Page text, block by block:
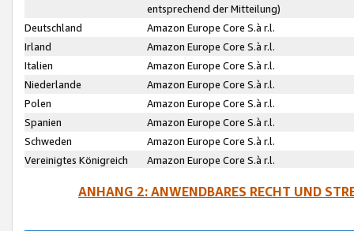
entsprechend der Mitteilung)
Deutschland
Amazon Europe Core S.à r.l.
Irland
Amazon Europe Core S.à r.l.
Italien
Amazon Europe Core S.à r.l.
Niederlande
Amazon Europe Core S.à r.l.
Polen
Amazon Europe Core S.à r.l.
Spanien
Amazon Europe Core S.à r.l.
Schweden
Amazon Europe Core S.à r.l.
Vereinigtes Königreich
Amazon Europe Core S.à r.l.
ANHANG 2: ANWENDBARES RECHT UND